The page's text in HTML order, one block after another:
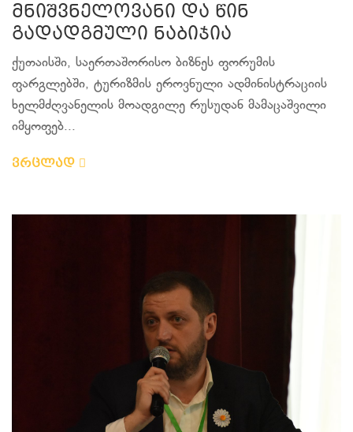
მნიშვნელოვანი და წინ
გადადგმული ნაბიჯია
ქუთაისში, საერთაშორისო ბიზნეს ფორუმის
ფარგლებში, ტურიზმის ეროვნული ადმინისტრაციის
ხელმძღვანელის მოადგილე რუსუდან მამაცაშვილი
იმყოფებ...
ვრცლად